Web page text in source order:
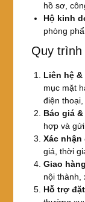
hồ sơ,
Hộ kinh
phòng
Quy trình
Liên hệ
mục mặt
điện
Báo giá
hợp và
Xác
giá, thời
Giao
nội thành,
Hỗ trợ